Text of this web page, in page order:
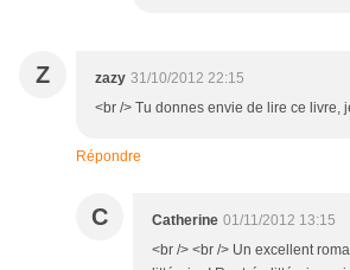
Z zazy 31/10/2012 22:15
<br /> Tu donnes envie de lire ce livre,
Répondre
C Catherine 01/11/2012 13:15
<br /> <br /> Un excellent